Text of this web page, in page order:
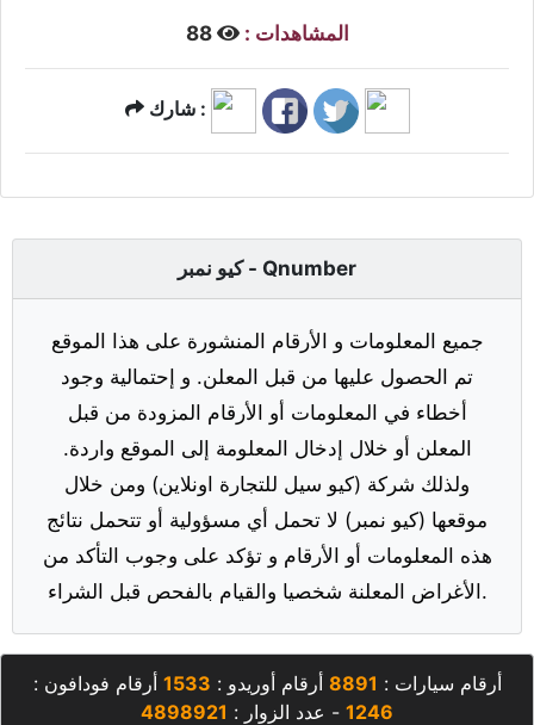
المشاهدات : 88
شارك :
كيو نمبر - Qnumber
جميع المعلومات و الأرقام المنشورة على هذا الموقع
تم الحصول عليها من قبل المعلن. و إحتمالية وجود
أخطاء في المعلومات أو الأرقام المزودة من قبل
المعلن أو خلال إدخال المعلومة إلى الموقع واردة.
ولذلك شركة (كيو سيل للتجارة اونلاين) ومن خلال
موقعها (كيو نمبر) لا تحمل أي مسؤولية أو تتحمل نتائج
هذه المعلومات أو الأرقام و تؤكد على وجوب التأكد من
الأغراض المعلنة شخصيا والقيام بالفحص قبل الشراء.
أرقام سيارات : 8891 أرقام أوريدو : 1533 أرقام فودافون :
1246 - عدد الزوار : 4898921